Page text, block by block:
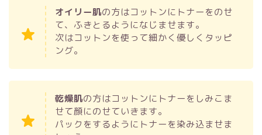
オイリー肌の方はコットンにトナーをのせ
て、ふきとるようになじませます。
次はコットンを使って細かく優しくタッピ
ング。
乾燥肌の方はコットンにトナーをしみこま
せて顔にのせていきます。
パックをするようにトナーを染み込ませま